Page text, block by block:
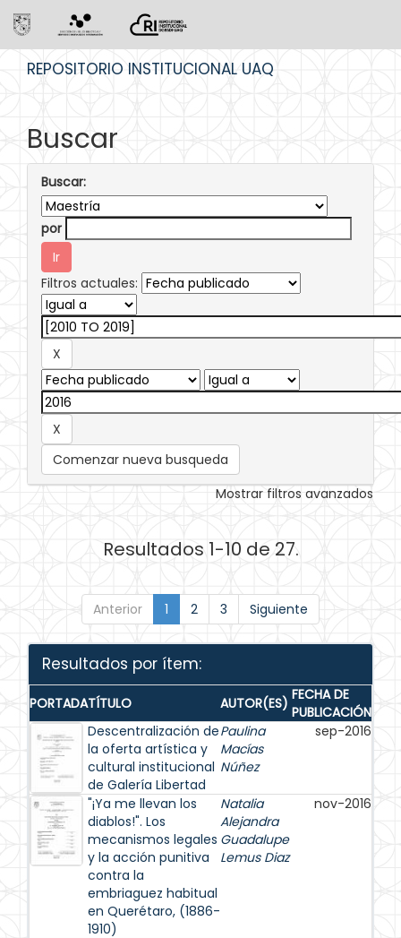
REPOSITORIO INSTITUCIONAL UAQ
Buscar
Buscar:
por
Filtros actuales:
Comenzar nueva busqueda
Mostrar filtros avanzados
Resultados 1-10 de 27.
Anterior 1 2 3 Siguiente
Resultados por ítem:
PORTADATÍTULO AUTOR(ES) FECHA DE
PUBLICACIÓN
Descentralización de
la oferta artística y
cultural institucional
de Galería Libertad
Paulina
Macías
Núñez
sep-2016
"¡Ya me llevan los
diablos!". Los
mecanismos legales
y la acción punitiva
contra la
embriaguez habitual
en Querétaro, (1886-
1910)
Natalia
Alejandra
Guadalupe
Lemus Diaz
nov-2016